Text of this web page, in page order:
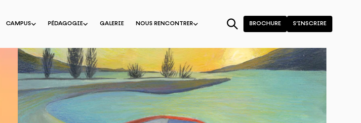
CAMPUS PÉDAGOGIE GALERIE NOUS RENCONTRER BROCHURE S’INSCRIRE